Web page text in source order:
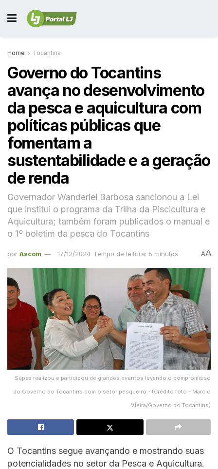
Home Tocantins
Governo do Tocantins
avança no desenvolvimento
da pesca e aquicultura com
políticas públicas que
fomentam a
sustentabilidade e a geração
de renda
Governador Wanderlei Barbosa sancionou a Lei
que institui o programa da Trilha da Piscicultura e
Aquicultura; também foram publicados o manual e
o 1º boletim da pesca do Tocantins
por Ascom 17/12/2024 Tempo de leitura: 5 minutos AA
Sepea realizou e participou de grandes eventos levando o compromisso
do Governo do Tocantins com o setor pesqueiro - (Crédito foto - Marcio
Vieira/Governo do Tocantins)
O Tocantins segue avançando e mostrando suas
potencialidades no setor da Pesca e Aquicultura.